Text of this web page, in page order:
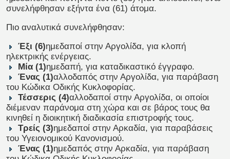
συνελήφθησαν εξήντα ένα (61) άτομα.
Πιο αναλυτικά συνελήφθησαν:
Έξι (6)ημεδαποί στην Αργολίδα, για κλοπή
ηλεκτρικής ενέργειας.
Μία (1)ημεδαπή, για καταδικαστικό έγγραφο.
Ένας (1)αλλοδαπός στην Αργολίδα, για παράβαση
του Κώδικα Οδικής Κυκλοφορίας.
Τέσσερις (4)αλλοδαποί στην Αργολίδα, οι οποίοι
διέμεναν παράνομα στη χώρα και σε βάρος τους θα
κινηθεί η διοικητική διαδικασία επιστροφής τους.
Τρείς (3)ημεδαποί στην Αρκαδία, για παραβάσεις
του Υγειονομικού Κανονισμού.
Ένας (1)ημεδαπός στην Αρκαδία, για παράβαση